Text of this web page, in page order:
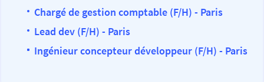
Chargé de gestion comptable (F/H) - Paris
Lead dev (F/H) - Paris
Ingénieur concepteur développeur (F/H) - Paris